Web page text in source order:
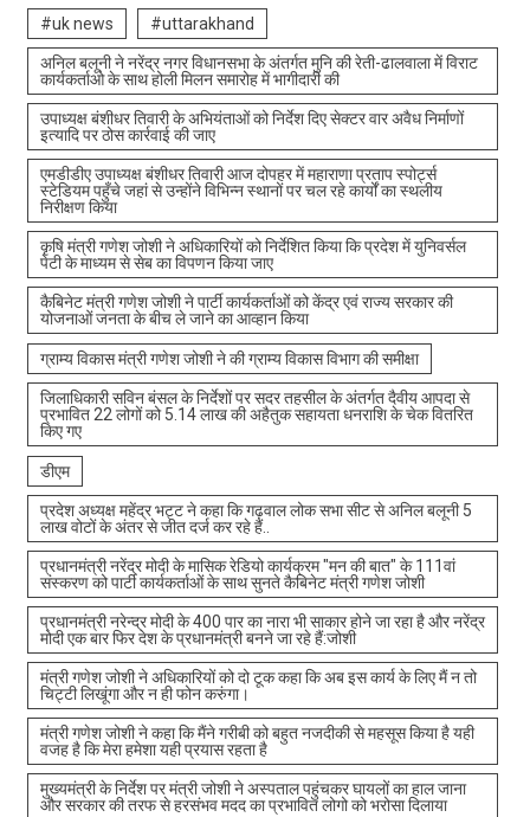
#uk news #uttarakhand
अनिल बलूनी ने नरेंद्र नगर विधानसभा के अंतर्गत मुनि की रेती-ढालवाला में विराट
कार्यकर्ताओ के साथ होली मिलन समारोह में भागीदारी की
उपाध्यक्ष बंशीधर तिवारी के अभियंताओं को निर्देश दिए सेक्टर वार अवैध निर्माणों
इत्यादि पर ठोस कार्रवाई की जाए
एमडीडीए उपाध्यक्ष बंशीधर तिवारी आज दोपहर में महाराणा प्रताप स्पोर्ट्स
स्टेडियम पहुँचे जहां से उन्होंने विभिन्न स्थानों पर चल रहे कार्यों का स्थलीय
निरीक्षण किया
कृषि मंत्री गणेश जोशी ने अधिकारियों को निर्देशित किया कि प्रदेश में युनिवर्सल
पेटी के माध्यम से सेब का विपणन किया जाए
कैबिनेट मंत्री गणेश जोशी ने पार्टी कार्यकर्ताओं को केंद्र एवं राज्य सरकार की
योजनाओं जनता के बीच ले जाने का आव्हान किया
ग्राम्य विकास मंत्री गणेश जोशी ने की ग्राम्य विकास विभाग की समीक्षा
जिलाधिकारी सविन बंसल के निर्देशों पर सदर तहसील के अंतर्गत दैवीय आपदा से
प्रभावित 22 लोगों को 5.14 लाख की अहैतुक सहायता धनराशि के चेक वितरित
किए गए
डीएम
प्रदेश अध्यक्ष महेंद्र भट्ट ने कहा कि गढ़वाल लोक सभा सीट से अनिल बलूनी 5
लाख वोटों के अंतर से जीत दर्ज कर रहे हैं..
प्रधानमंत्री नरेंद्र मोदी के मासिक रेडियो कार्यक्रम "मन की बात" के 111वां
संस्करण को पार्टी कार्यकर्ताओं के साथ सुनते कैबिनेट मंत्री गणेश जोशी
प्रधानमंत्री नरेन्द्र मोदी के 400 पार का नारा भी साकार होने जा रहा है और नरेंद्र
मोदी एक बार फिर देश के प्रधानमंत्री बनने जा रहे हैं:जोशी
मंत्री गणेश जोशी ने अधिकारियों को दो टूक कहा कि अब इस कार्य के लिए मैं न तो
चिट्टी लिखूंगा और न ही फोन करुंगा।
मंत्री गणेश जोशी ने कहा कि मैंने गरीबी को बहुत नजदीकी से महसूस किया है यही
वजह है कि मेरा हमेशा यही प्रयास रहता है
मुख्यमंत्री के निर्देश पर मंत्री जोशी ने अस्पताल पहुंचकर घायलों का हाल जाना
और सरकार की तरफ से हरसंभव मदद का प्रभावित लोगो को भरोसा दिलाया